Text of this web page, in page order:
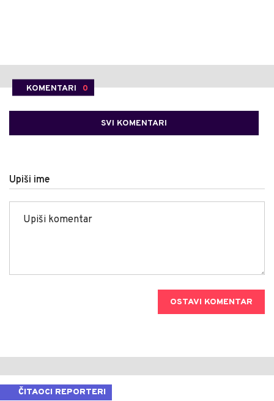
KOMENTARI 0
SVI KOMENTARI
Upiši ime
OSTAVI KOMENTAR
ČITAOCI REPORTERI